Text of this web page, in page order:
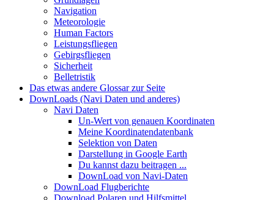
Navigation
Meteorologie
Human Factors
Leistungsfliegen
Gebirgsfliegen
Sicherheit
Belletristik
Das etwas andere Glossar zur Seite
DownLoads (Navi Daten und anderes)
Navi Daten
Un-Wert von genauen Koordinaten
Meine Koordinatendatenbank
Selektion von Daten
Darstellung in Google Earth
Du kannst dazu beitragen ...
DownLoad von Navi-Daten
DownLoad Flugberichte
Download Polaren und Hilfsmittel